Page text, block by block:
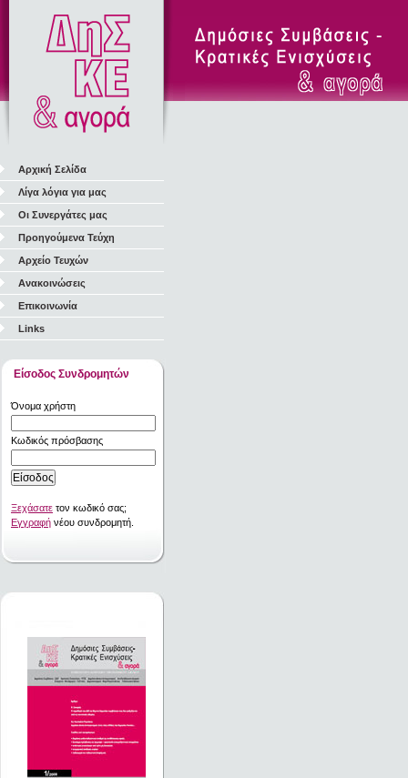
Αρχική Σελίδα
Λίγα λόγια για μας
Οι Συνεργάτες μας
Προηγούμενα Τεύχη
Αρχείο Τευχών
Ανακοινώσεις
Επικοινωνία
Links
Είσοδος Συνδρομητών
Όνομα χρήστη
Κωδικός πρόσβασης
Ξεχάσατε τον κωδικό σας;
Εγγραφή νέου συνδρομητή.